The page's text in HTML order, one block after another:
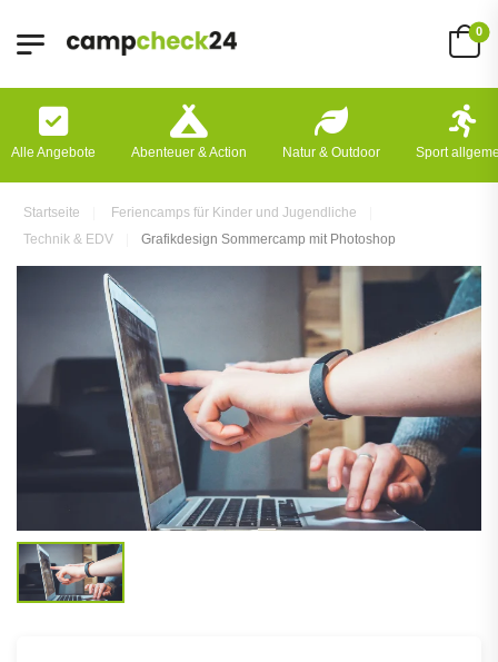
0
Alle Angebote Abenteuer & Action Natur & Outdoor Sport
Startseite
Feriencamps für Kinder und Jugendliche
Technik & EDV
Grafikdesign Sommercamp mit Photoshop